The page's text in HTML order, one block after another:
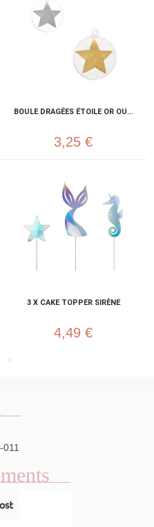
BOULE DRAGÉES ÉTOILE OR OU...
3,25 €
3 X CAKE TOPPER SIRÈNE
4,49 €